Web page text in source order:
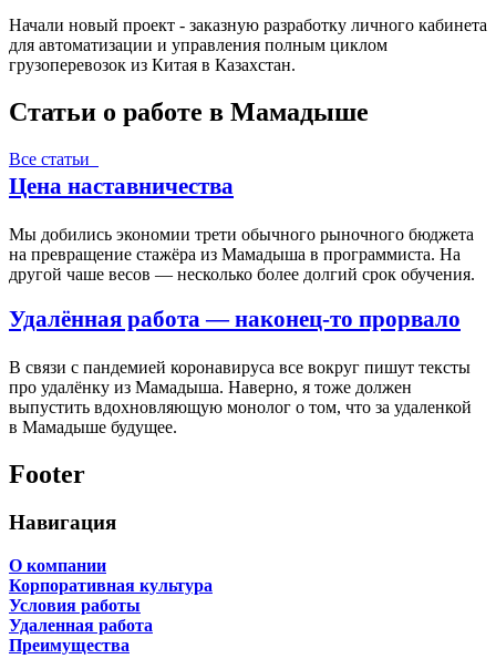
Начали новый проект - заказную разработку личного кабинета
для автоматизации и управления полным циклом
грузоперевозок из Китая в Казахстан.
Статьи о работе в Мамадыше
Все статьи
Цена наставничества
Мы добились экономии трети обычного рыночного бюджета
на превращение стажёра из Мамадыша в программиста. На
другой чаше весов — несколько более долгий срок обучения.
Удалённая работа — наконец-то прорвало
В связи с пандемией коронавируса все вокруг пишут тексты
про удалёнку из Мамадыша. Наверно, я тоже должен
выпустить вдохновляющую монолог о том, что за удаленкой
в Мамадыше будущее.
Footer
Навигация
О компании
Корпоративная культура
Условия работы
Удаленная работа
Преимущества